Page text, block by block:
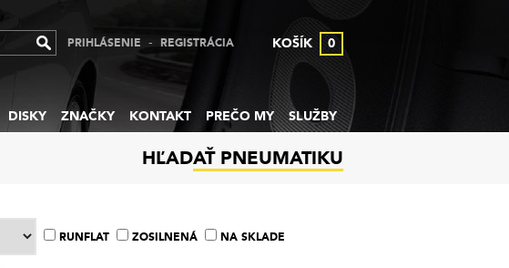
PRIHLÁSENIE - REGISTRÁCIA KOŠÍK 0
DISKY ZNAČKY KONTAKT PREČO MY SLUŽBY
HĽADAŤ PNEUMATIKU
RUNFLAT ZOSILNENÁ NA SKLADE